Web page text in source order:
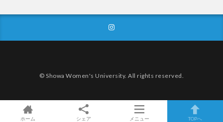
© Showa Women's University. All rights reserved.
ホーム シェア メニュー TOPへ